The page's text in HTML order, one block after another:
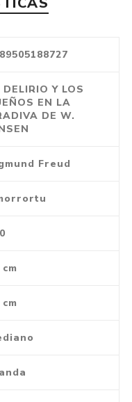
DELIRIO Y LOS
EN LA
DE W.
Freud